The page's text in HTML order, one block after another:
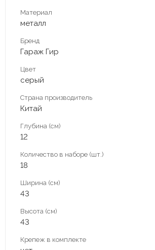
Материал
металл
Бренд
Гараж Гир
Цвет
серый
Страна производитель
Китай
Глубина (см)
12
Количество в наборе (шт.)
18
Ширина (см)
43
Высота (см)
43
Крепеж в комплекте